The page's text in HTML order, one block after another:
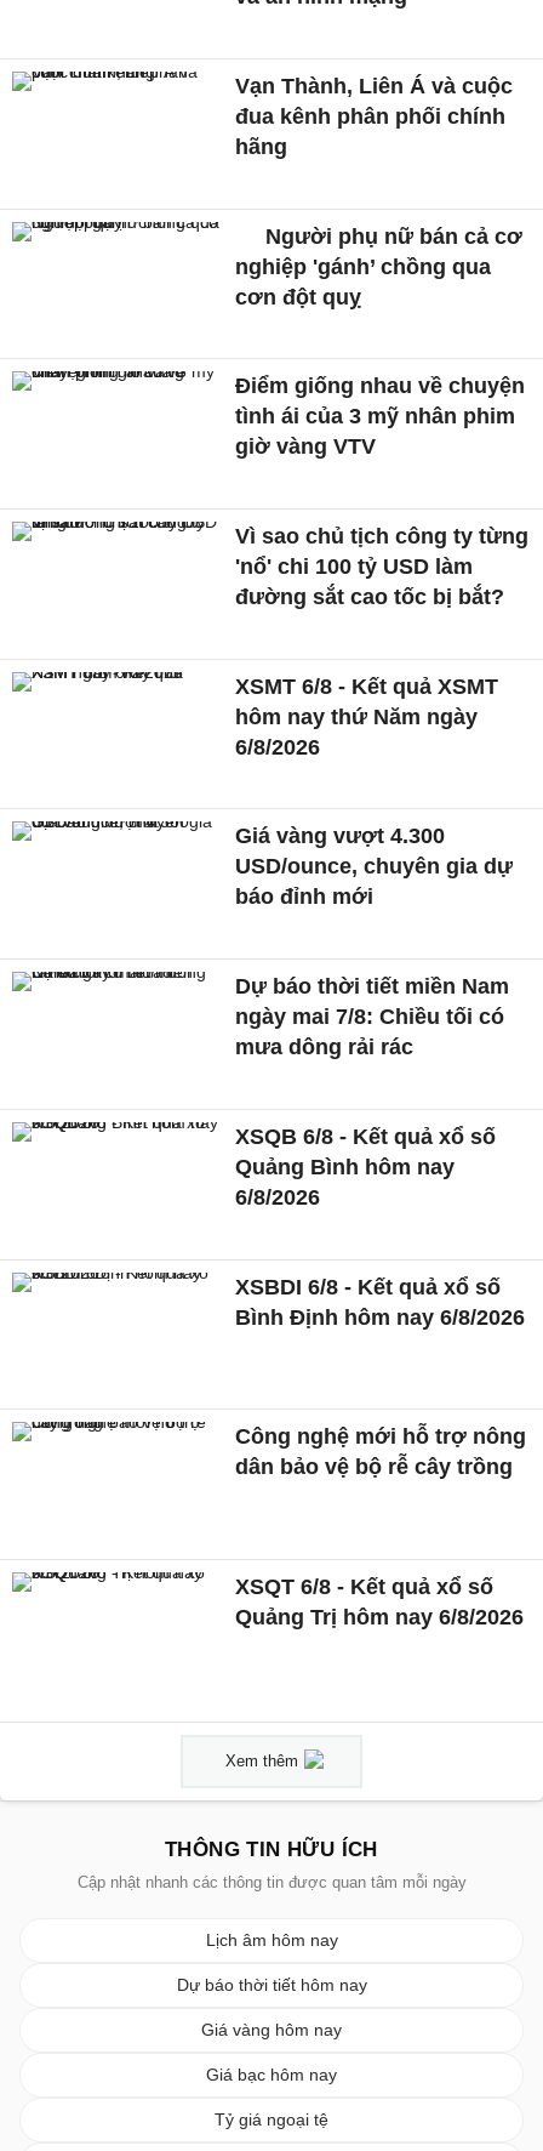
Vạn Thành, Liên Á và cuộc
đua kênh phân phối chính
hãng
Người phụ nữ bán cả cơ
nghiệp 'gánh’ chồng qua
cơn đột quỵ
Điểm giống nhau về chuyện
tình ái của 3 mỹ nhân phim
giờ vàng VTV
Vì sao chủ tịch công ty từng
'nổ' chi 100 tỷ USD làm
đường sắt cao tốc bị bắt?
XSMT 6/8 - Kết quả XSMT
hôm nay thứ Năm ngày
6/8/2026
Giá vàng vượt 4.300
USD/ounce, chuyên gia dự
báo đỉnh mới
Dự báo thời tiết miền Nam
ngày mai 7/8: Chiều tối có
mưa dông rải rác
XSQB 6/8 - Kết quả xổ số
Quảng Bình hôm nay
6/8/2026
XSBDI 6/8 - Kết quả xổ số
Bình Định hôm nay 6/8/2026
Công nghệ mới hỗ trợ nông
dân bảo vệ bộ rễ cây trồng
XSQT 6/8 - Kết quả xổ số
Quảng Trị hôm nay 6/8/2026
Xem thêm
THÔNG TIN HỮU ÍCH
Cập nhật nhanh các thông tin được quan tâm mỗi ngày
Lịch âm hôm nay
Dự báo thời tiết hôm nay
Giá vàng hôm nay
Giá bạc hôm nay
Tỷ giá ngoại tệ